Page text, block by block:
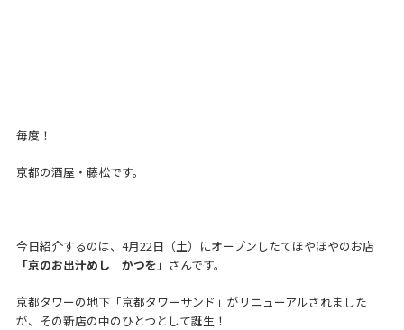
毎度！
京都の酒屋・藤松です。
今日紹介するのは、4月22日（土）にオープンしたてほやほやのお店
「京のお出汁めし かつを」 さんです。
京都タワーの地下「京都タワーサンド」がリニューアルされました
が、その新店の中のひとつとして誕生！